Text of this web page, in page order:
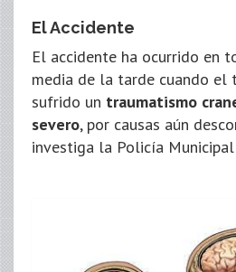
El Accidente
El accidente ha ocurrido en
media de la tarde cuando el
sufrido un traumatismo
severo, por causas aún
investiga la Policía